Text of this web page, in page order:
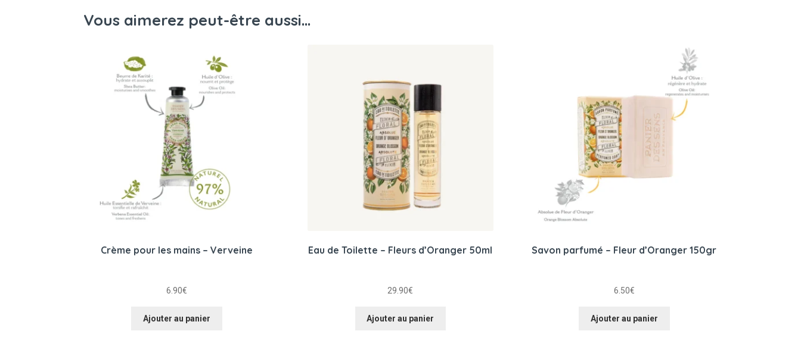
Vous aimerez peut-être aussi…
Crème pour les mains – Verveine
6.90€
Ajouter au panier
Eau de Toilette – Fleurs d’Oranger 50ml
29.90€
Ajouter au panier
Savon parfumé – Fleur d’Oranger 150gr
6.50€
Ajouter au panier